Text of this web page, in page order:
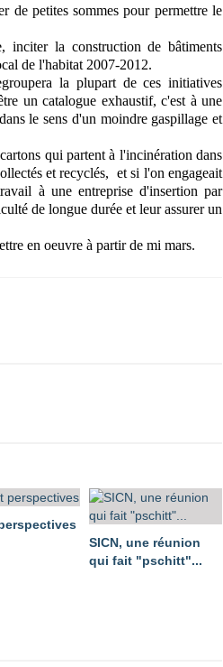
de petites sommes pour permettre le
inciter la construction de bâtiments
de l'habitat 2007-2012.
la plupart de ces initiatives
un catalogue exhaustif, c'est à une
le sens d'un moindre gaspillage et
qui partent à l'incinération dans
et recyclés, et si l'on engageait
à une entreprise d'insertion par
de longue durée et leur assurer un
en oeuvre à partir de mi mars.
SICN, une réunion
qui fait "pschitt"...